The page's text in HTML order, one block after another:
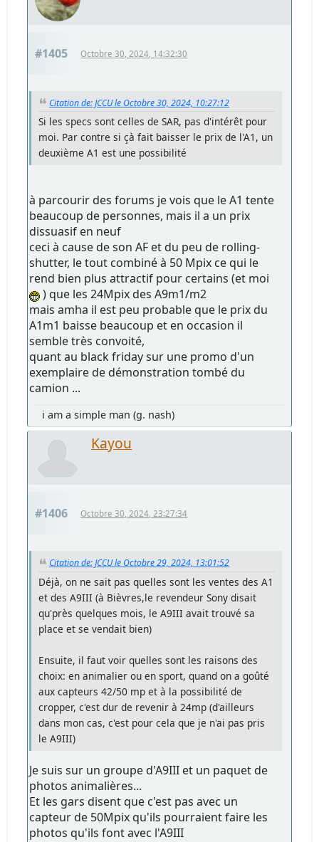
#1405 Octobre 30, 2024, 14:32:30
Citation de: JCCU le Octobre 30, 2024, 10:27:12
Si les specs sont celles de SAR, pas d'intérêt pour
moi. Par contre si çà fait baisser le prix de l'A1, un
deuxième A1 est une possibilité
à parcourir des forums je vois que le A1 tente
beaucoup de personnes, mais il a un prix
dissuasif en neuf
ceci à cause de son AF et du peu de rolling-
shutter, le tout combiné à 50 Mpix ce qui le
rend bien plus attractif pour certains (et moi
) que les 24Mpix des A9m1/m2
mais amha il est peu probable que le prix du
A1m1 baisse beaucoup et en occasion il
semble très convoité,
quant au black friday sur une promo d'un
exemplaire de démonstration tombé du
camion ...
i am a simple man (g. nash)
Kayou
#1406 Octobre 30, 2024, 23:27:34
Citation de: JCCU le Octobre 29, 2024, 13:01:52
Déjà, on ne sait pas quelles sont les ventes des A1
et des A9III (à Bièvres,le revendeur Sony disait
qu'près quelques mois, le A9III avait trouvé sa
place et se vendait bien)
Ensuite, il faut voir quelles sont les raisons des
choix: en animalier ou en sport, quand on a goûté
aux capteurs 42/50 mp et à la possibilité de
cropper, c'est dur de revenir à 24mp (d'ailleurs
dans mon cas, c'est pour cela que je n'ai pas pris
le A9III)
Je suis sur un groupe d'A9III et un paquet de
photos animalières...
Et les gars disent que c'est pas avec un
capteur de 50Mpix qu'ils pourraient faire les
photos qu'ils font avec l'A9III